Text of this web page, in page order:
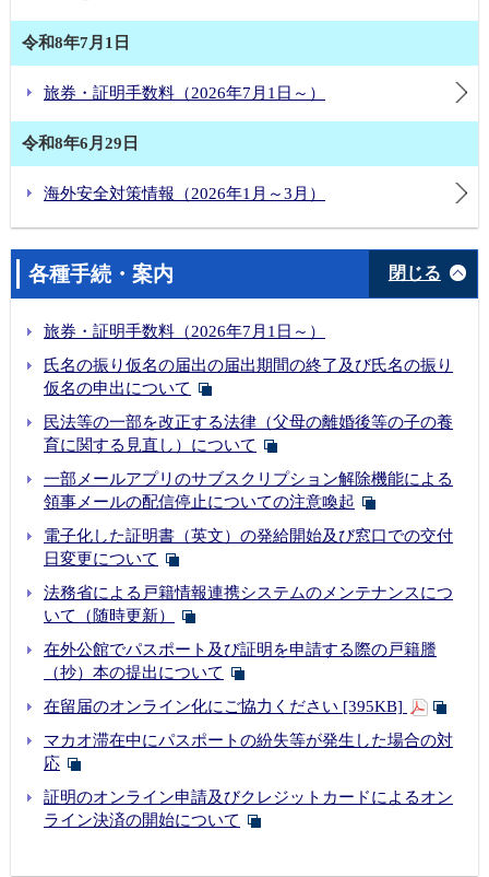
令和8年7月1日
旅券・証明手数料（2026年7月1日～）
令和8年6月29日
海外安全対策情報（2026年1月～3月）
各種手続・案内 閉じる
旅券・証明手数料（2026年7月1日～）
氏名の振り仮名の届出の届出期間の終了及び氏名の振り
仮名の申出について
民法等の一部を改正する法律（父母の離婚後等の子の養
育に関する見直し）について
一部メールアプリのサブスクリプション解除機能による
領事メールの配信停止についての注意喚起
電子化した証明書（英文）の発給開始及び窓口での交付
日変更について
法務省による戸籍情報連携システムのメンテナンスにつ
いて（随時更新）
在外公館でパスポート及び証明を申請する際の戸籍謄
（抄）本の提出について
在留届のオンライン化にご協力ください [395KB]
マカオ滞在中にパスポートの紛失等が発生した場合の対
応
証明のオンライン申請及びクレジットカードによるオン
ライン決済の開始について